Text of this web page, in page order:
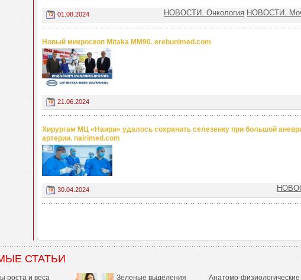
01.08.2024 НОВОСТИ. Онкология НОВОСТИ.
Новый микроскоп Mitaka ММ90. erebunimed.com
21.06.2024
Хирургам МЦ «Наири» удалось сохранить селезенку при большой
артерии. nairimed.com
30.04.2024
СТАТЬИ
роста и веса Зеленые выделения Анатомо-физиологические